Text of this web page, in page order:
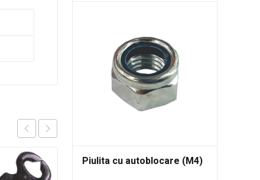
Piulita cu autoblocare (M4)